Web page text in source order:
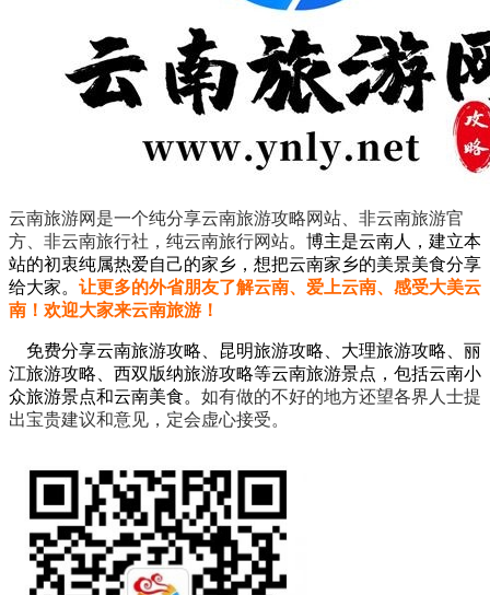
云南旅游网是一个纯分享云南旅游攻略网站、非云南旅游官
方、非云南旅行社，纯云南旅行网站。 博主是云南人，建立本
站的初衷纯属热爱自己的家乡，想把云南家乡的美景美食分享
给大家。 让更多的外省朋友了解云南、爱上云南、感受大美云
南！欢迎大家来云南旅游！
免费分享云南旅游攻略、昆明旅游攻略、大理旅游攻略、丽
江旅游攻略、西双版纳旅游攻略等云南旅游景点，包括云南小
众旅游景点和云南美食。 如有做的不好的地方还望各界人士提
出宝贵建议和意见，定会虚心接受。